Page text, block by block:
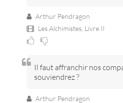
Arthur Pendragon
Les Alchimistes, Livre II
Il faut affranchir nos
souviendrez ?
Arthur Pendragon